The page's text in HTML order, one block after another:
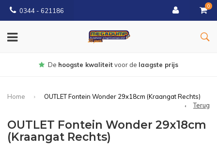
0344 - 621186
0
Gratisbezorgd vanaf € 150
Home
OUTLET Fontein Wonder 29x18cm (Kraangat Rechts)
Terug
OUTLET Fontein Wonder 29x18cm
(Kraangat Rechts)